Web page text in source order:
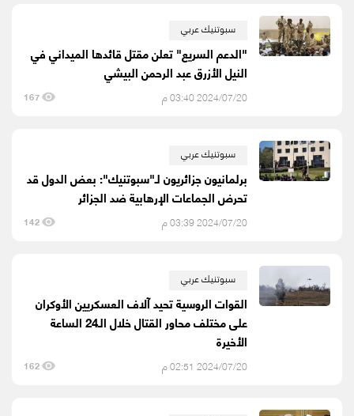
سبوتنيك عربي
"الدعم السريع" تعلن مقتل قائدها الميداني في
النيل الأزرق عبد الرحمن البيشي
2024/07/20 03:40 م 167
سبوتنيك عربي
برلمانيون جزائريون لـ"سبوتنيك": بعض الدول قد
تحرض الجماعات الإرهابية ضد الجزائر
2024/07/20 03:39 م 142
سبوتنيك عربي
القوات الروسية تحيد آلاف العسكريين الأوكران
على مختلف محاور القتال خلال الـ24 الساعة
الأخيرة
2024/07/20 02:51 م 162